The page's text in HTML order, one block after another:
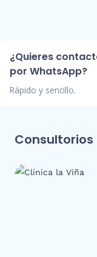
¿Quieres
por WhatsApp?
Rápido y sencillo.
Consultorios